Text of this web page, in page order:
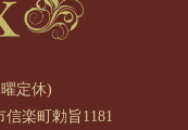
定休)
信楽町勅旨1181